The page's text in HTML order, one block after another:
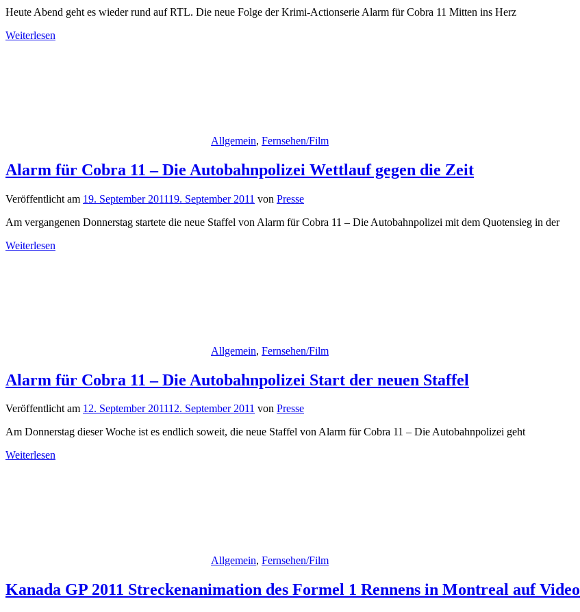
Heute Abend geht es wieder rund auf RTL. Die neue Folge der Krimi-Actionserie Alarm für Cobra 11 Mitten ins Herz
Weiterlesen
Allgemein, Fernsehen/Film
Alarm für Cobra 11 – Die Autobahnpolizei Wettlauf gegen die Zeit
Veröffentlicht am 19. September 201119. September 2011 von Presse
Am vergangenen Donnerstag startete die neue Staffel von Alarm für Cobra 11 – Die Autobahnpolizei mit dem Quotensieg in der
Weiterlesen
Allgemein, Fernsehen/Film
Alarm für Cobra 11 – Die Autobahnpolizei Start der neuen Staffel
Veröffentlicht am 12. September 201112. September 2011 von Presse
Am Donnerstag dieser Woche ist es endlich soweit, die neue Staffel von Alarm für Cobra 11 – Die Autobahnpolizei geht
Weiterlesen
Allgemein, Fernsehen/Film
Kanada GP 2011 Streckenanimation des Formel 1 Rennens in Montreal auf Video